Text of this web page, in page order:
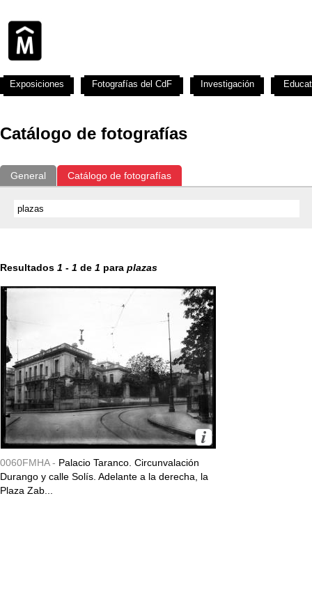
Catálogo de fotografías
General Catálogo de fotografías
Resultados 1 - 1 de 1 para plazas
0060FMHA - Palacio Taranco. Circunvalación
Durango y calle Solís. Adelante a la derecha, la
Plaza Zab...
Exposiciones Fotografías del CdF Investigación